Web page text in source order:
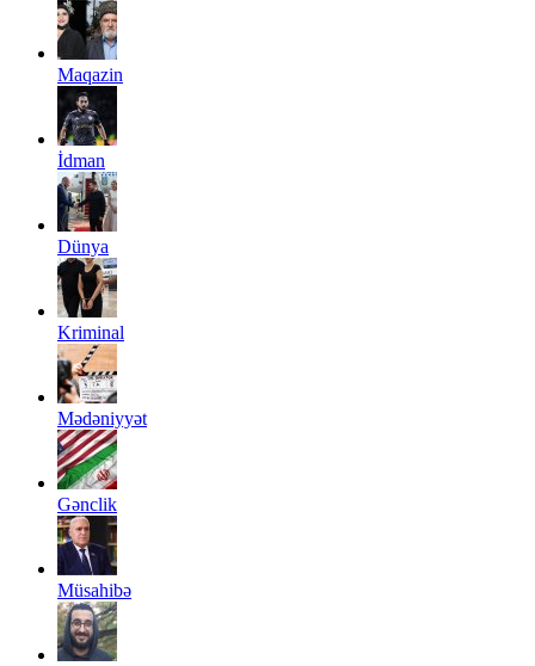
Maqazin
İdman
Dünya
Kriminal
Mədəniyyət
Gənclik
Müsahibə